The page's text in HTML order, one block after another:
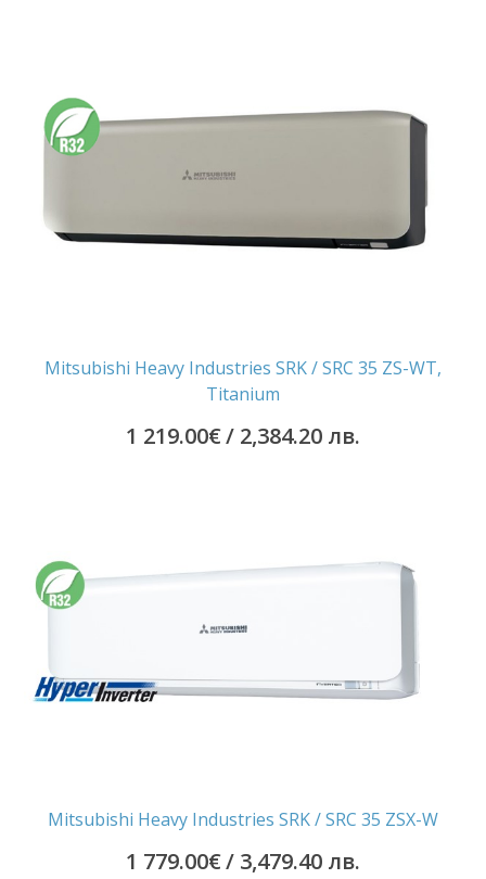
Mitsubishi Heavy Industries SRK / SRC 35 ZS-WT,
Titanium
1 219.00€/ 2,384.20 лв.
Mitsubishi Heavy Industries SRK / SRC 35 ZSX-W
1 779.00€/ 3,479.40 лв.